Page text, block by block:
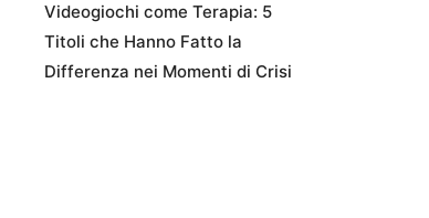
Videogiochi come Terapia: 5
Titoli che Hanno Fatto la
Differenza nei Momenti di Crisi